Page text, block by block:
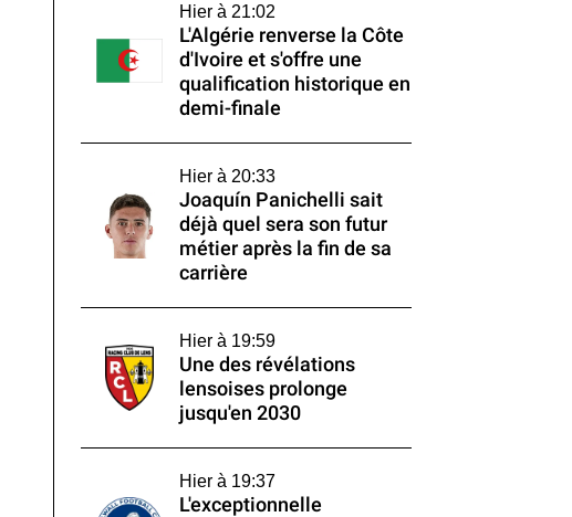
Hier à 21:02
L'Algérie renverse la Côte
d'Ivoire et s'offre une
qualification historique en
demi-finale
Hier à 20:33
Joaquín Panichelli sait
déjà quel sera son futur
métier après la fin de sa
carrière
Hier à 19:59
Une des révélations
lensoises prolonge
jusqu'en 2030
Hier à 19:37
L'exceptionnelle